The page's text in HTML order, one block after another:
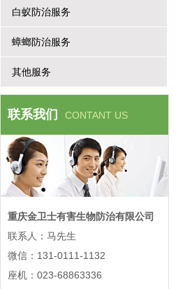
白蚁防治服务
蟑螂防治服务
其他服务
联系我们 CONTANT US
重庆金卫士有害生物防治有限公司
联系人：马先生
微信：131-0111-1132
座机：023-68863336